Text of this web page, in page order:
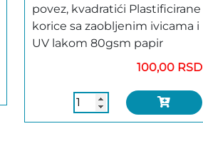
povez, kvadratići Plastificirane
korice sa zaobljenim ivicama i
UV lakom 80gsm papir
100,00 RSD